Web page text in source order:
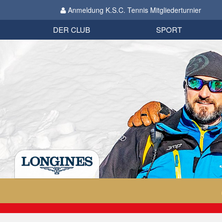
Anmeldung K.S.C. Tennis Mitgliederturnier
DER CLUB
Organisation
SPORT
Biathlon
Datenschutzverordnung 2018
Impressum